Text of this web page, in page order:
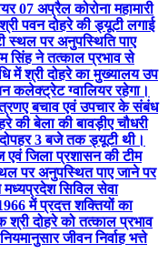
07 अप्रैल कोरोना महामारी
पवन दोहरे की ड्यूटी लगाई
स्थल पर अनुपस्थिति पाए
सिंह ने तत्काल प्रभाव से
में श्री दोहरे का मुख्यालय उप
कलेक्ट्रेट ग्वालियर रहेगा।
बचाव एवं उपचार के संबंध
की बेला की बावड़ीए चौधरी
3 बजे तक ड्यूटी थी।
एवं जिला प्रशासन की टीम
पर अनुपस्थित पाए जाने पर
सिविल सेवा
में प्रदत्त शक्तियों का
श्री दोहरे को तत्काल प्रभाव
जीवन निर्वाह भत्ते